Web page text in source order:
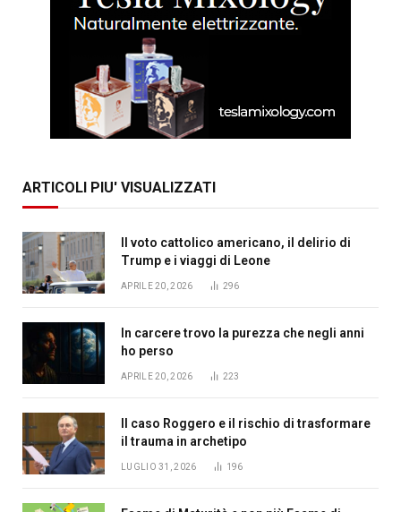
ARTICOLI PIU' VISUALIZZATI
Il voto cattolico americano, il delirio di
Trump e i viaggi di Leone
APRILE 20, 2026 296
In carcere trovo la purezza che negli anni
ho perso
APRILE 20, 2026 223
Il caso Roggero e il rischio di trasformare
il trauma in archetipo
LUGLIO 31, 2026 196